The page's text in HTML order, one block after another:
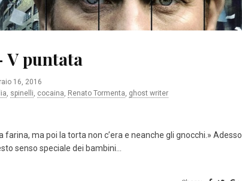
V puntata
16, 2016
, spinelli, cocaina, Renato Tormenta, ghost writer
farina, ma poi la torta non c’era e neanche gli gnocchi.» Adesso
senso speciale dei bambini…